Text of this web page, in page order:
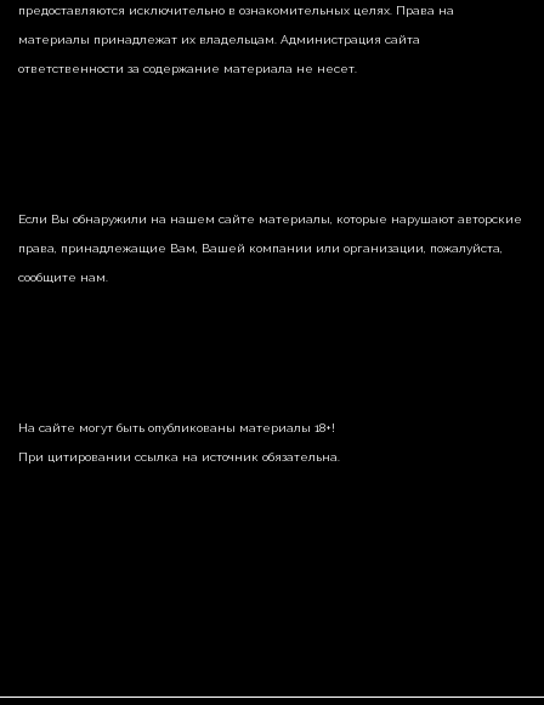
предоставляются исключительно в ознакомительных целях. Права на
материалы принадлежат их владельцам. Администрация сайта
ответственности за содержание материала не несет.
Если Вы обнаружили на нашем сайте материалы, которые нарушают авторские
права, принадлежащие Вам, Вашей компании или организации, пожалуйста,
сообщите нам.
На сайте могут быть опубликованы материалы 18+!
При цитировании ссылка на источник обязательна.